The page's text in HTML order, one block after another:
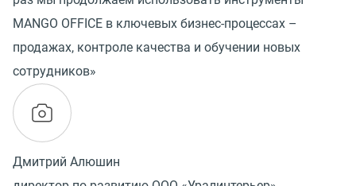
MANGO OFFICE в ключевых бизнес-процессах –
продажах, контроле качества и обучении новых
сотрудников»
Дмитрий Алюшин